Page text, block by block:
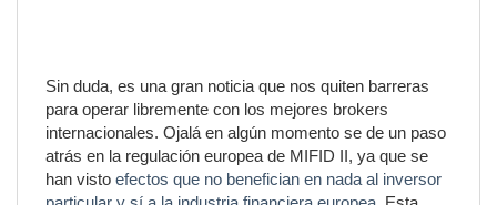
Sin duda, es una gran noticia que nos quiten barreras
para operar libremente con los mejores brokers
internacionales. Ojalá en algún momento se de un paso
atrás en la regulación europea de MIFID II, ya que se
han visto efectos que no benefician en nada al inversor